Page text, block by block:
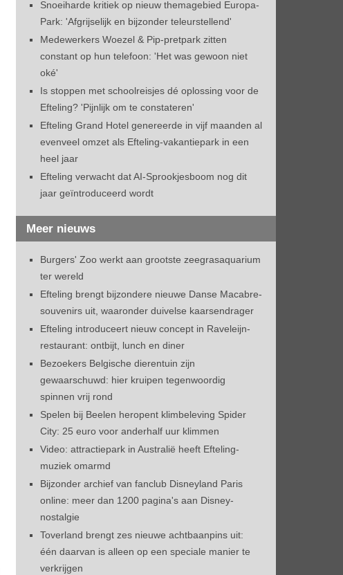
Snoeiharde kritiek op nieuw themagebied Europa-
Park: 'Afgrijselijk en bijzonder teleurstellend'
Medewerkers Woezel & Pip-pretpark zitten
constant op hun telefoon: 'Het was gewoon niet
oké'
Is stoppen met schoolreisjes dé oplossing voor de
Efteling? 'Pijnlijk om te constateren'
Efteling Grand Hotel genereerde in vijf maanden al
evenveel omzet als Efteling-vakantiepark in een
heel jaar
Efteling verwacht dat AI-Sprookjesboom nog dit
jaar geïntroduceerd wordt
Meer nieuws
Burgers' Zoo werkt aan grootste zeegrasaquarium
ter wereld
Efteling brengt bijzondere nieuwe Danse Macabre-
souvenirs uit, waaronder duivelse kaarsendrager
Efteling introduceert nieuw concept in Raveleijn-
restaurant: ontbijt, lunch en diner
Bezoekers Belgische dierentuin zijn
gewaarschuwd: hier kruipen tegenwoordig
spinnen vrij rond
Spelen bij Beelen heropent klimbeleving Spider
City: 25 euro voor anderhalf uur klimmen
Video: attractiepark in Australië heeft Efteling-
muziek omarmd
Bijzonder archief van fanclub Disneyland Paris
online: meer dan 1200 pagina's aan Disney-
nostalgie
Toverland brengt zes nieuwe achtbaanpins uit:
één daarvan is alleen op een speciale manier te
verkrijgen